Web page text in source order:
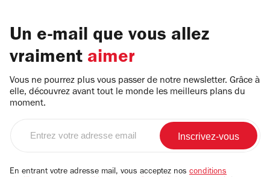
Un e-mail que vous allez
vraiment aimer
Vous ne pourrez plus vous passer de notre newsletter. Grâce à
elle, découvrez avant tout le monde les meilleurs plans du
moment.
email
En entrant votre adresse mail, vous acceptez nos conditions